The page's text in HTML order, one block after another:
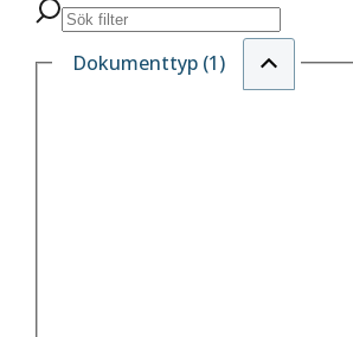
Dokumenttyp (1)